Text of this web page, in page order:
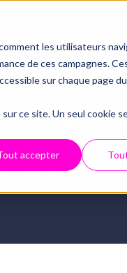
les utilisateurs
de ces campagnes.
sur chaque page
ce site. Un seul cookie
accepter